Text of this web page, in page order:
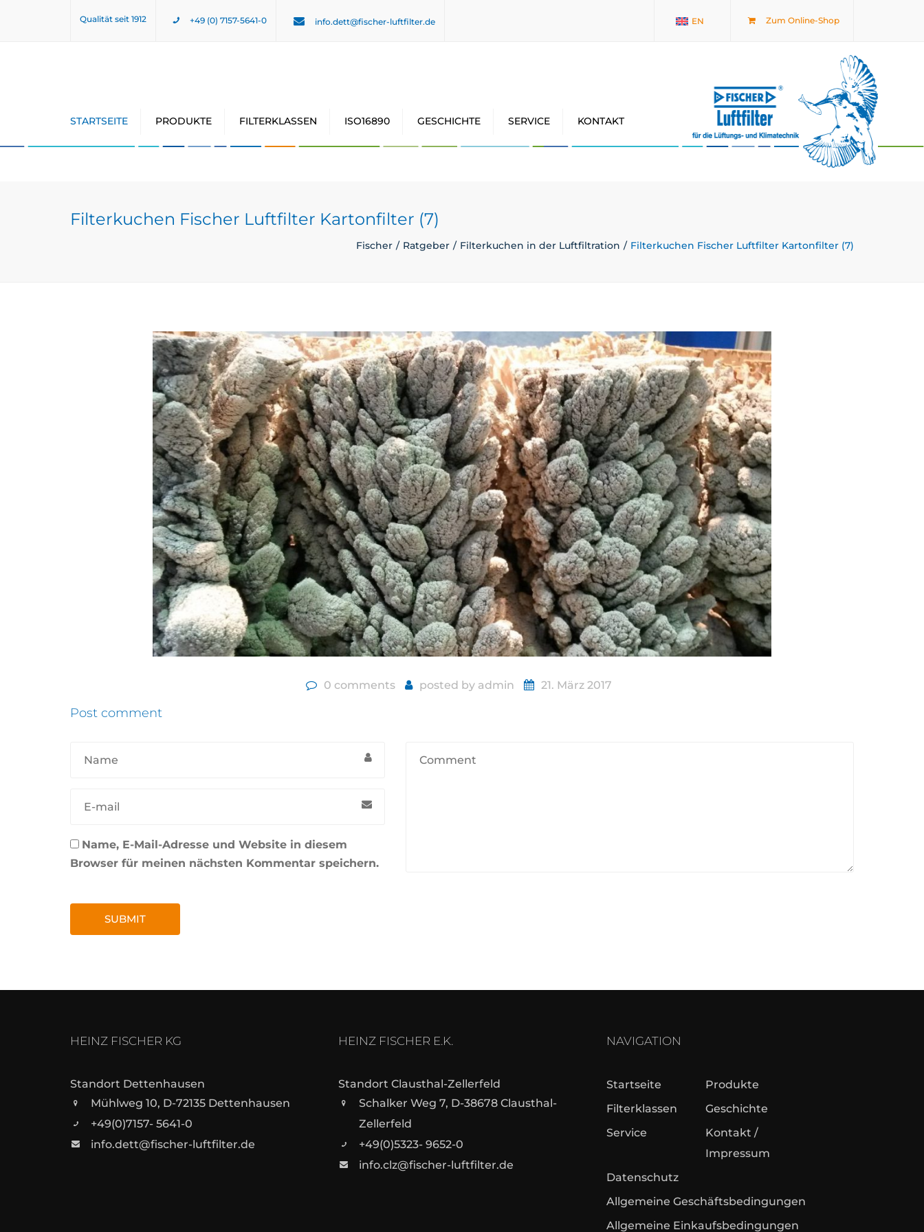
Qualität seit 1912 +49 (0) 7157-5641-0 info.dett@fischer-luftfilter.de EN Zum Online-Shop
STARTSEITE PRODUKTE FILTERKLASSEN ISO16890 GESCHICHTE SERVICE KONTAKT
Filterkuchen Fischer Luftfilter Kartonfilter (7)
Fischer Ratgeber Filterkuchen in der Luftfiltration Filterkuchen Fischer Luftfilter Kartonfilter (7)
0 comments posted by admin 21. März 2017
Post comment
Name, E-Mail-Adresse und Website in diesem
Browser für meinen nächsten Kommentar speichern.
SUBMIT
HEINZ FISCHER KG
Standort Dettenhausen
Mühlweg 10, D-72135 Dettenhausen
+49(0)7157- 5641-0
info.dett@fischer-luftfilter.de
HEINZ FISCHER E.K.
Standort Clausthal-Zellerfeld
Schalker Weg 7, D-38678 Clausthal-
Zellerfeld
+49(0)5323- 9652-0
info.clz@fischer-luftfilter.de
NAVIGATION
Startseite
Produkte
Filterklassen
Geschichte
Service
Kontakt /
Impressum
Datenschutz
Allgemeine Geschäftsbedingungen
Allgemeine Einkaufsbedingungen